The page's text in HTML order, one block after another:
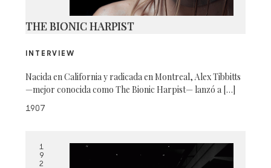
THE BIONIC HARPIST
INTERVIEW
Nacida en California y radicada en Montreal, Alex Tibbitts
—mejor conocida como The Bionic Harpist— lanzó a […]
1907
1
9
2